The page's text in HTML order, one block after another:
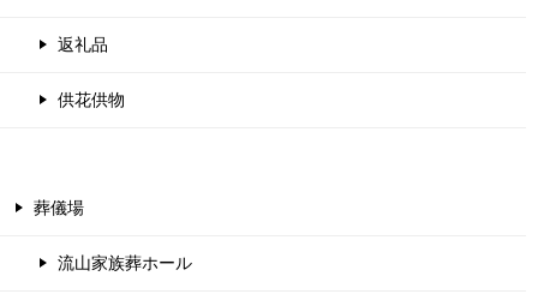
返礼品
供花供物
葬儀場
流山家族葬ホール